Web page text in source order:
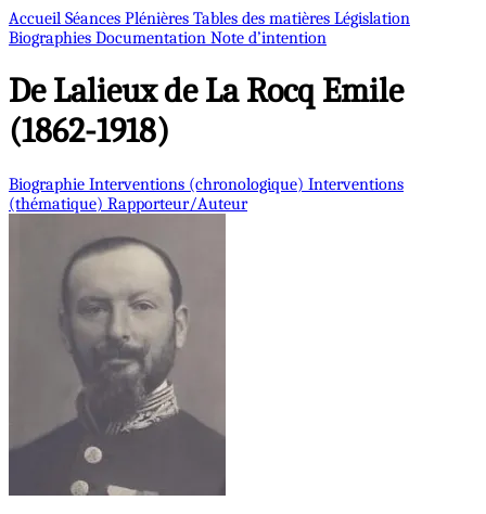
Accueil Séances Plénières Tables des matières Législation
Biographies Documentation Note d’intention
De Lalieux de La Rocq Emile
(1862-1918)
Biographie Interventions (chronologique) Interventions
(thématique) Rapporteur/Auteur